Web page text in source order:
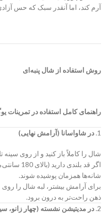
آرم کند، اما آنقدر سبک که حس
روش استفاده از شال پنبه‌ای
راهنمای کامل استفاده در تمرینات
1. در شاواسانا (آرامش نهایی)
شال را کاملاً باز کنید و از روی سینه
اگر قد
شانه‌ها همزمان پوشیده شوند.
برای آرامش بیشتر، لبه شال را روی
ذهن راحت‌تر به درون برود.
2. در مدیتیشن نشسته (چهار زانو،